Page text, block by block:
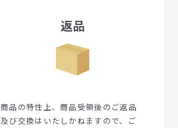
返品
商品の特性上、商品受領後のご返品
及び交換はいたしかねますので、ご